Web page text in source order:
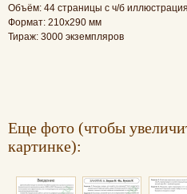
Объём: 44 страницы с ч/б
Формат: 210х290 мм
Тираж: 3000 экземпляров
Еще фото (чтобы
картинке):